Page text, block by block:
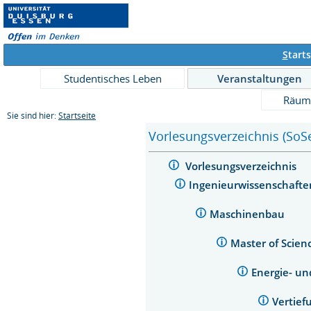
S
Studentisches Leben
Veranstaltungen
Sie sind hier: Startseite
Vorlesungsverzeichnis
Vorlesungsverzeichnis
Maschinenbau
Master of
Energie-